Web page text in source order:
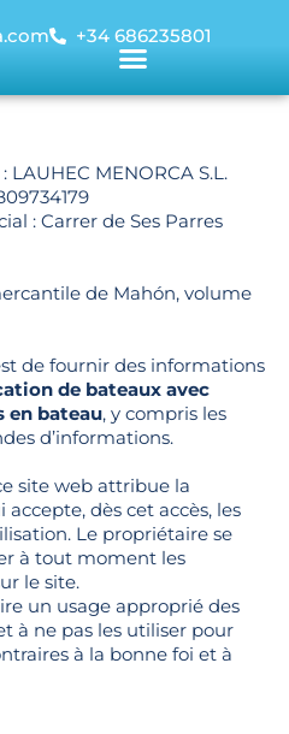
+34 686235801
LAUHEC MENORCA S.L.
: Carrer de Ses Parres
de Mahón, volume
de fournir des informations
de bateaux avec
en bateau, y compris les
d’informations.
site web attribue la
dès cet accès, les
Le propriétaire se
à tout moment les
le site.
un usage approprié des
à ne pas les utiliser pour
à la bonne foi et à